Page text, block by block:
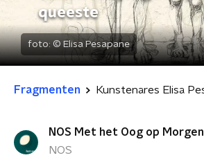
queeste
foto: © Elisa Pesapane
Fragmenten
NOS Met het Oog op Morgen
NOS